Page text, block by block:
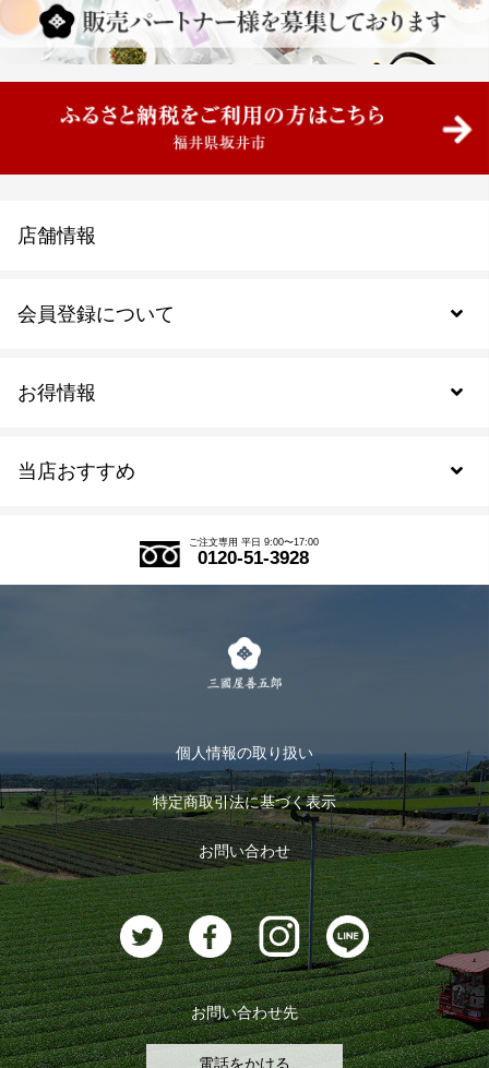
当店おすすめ
式部の香りシリーズ
お茶のギフト
おすすめのお茶
お茶に合うスイーツ
お得情報
会員登録について
会員規約について
ログイン
ログアウト
店舗情報
ご注文専用 平日 9:00〜17:00
0120-51-3928
個人情報の取り扱い
特定商取引法に基づく表示
お問い合わせ
お問い合わせ先
電話をかける